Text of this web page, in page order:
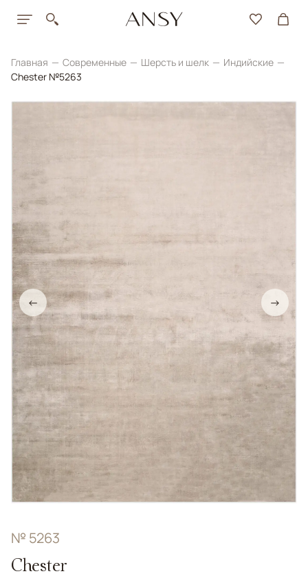
Главная Современные Шерсть и шелк
Индийские
Chester №5263
← →
№ 5263
Chester